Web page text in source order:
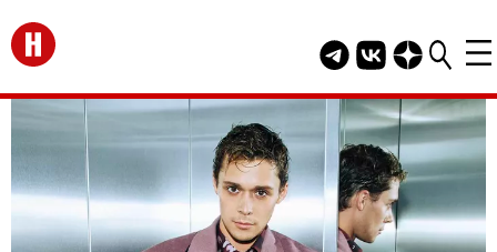
Перейти на главную
Telegram канал
Группа HELLO
Канал